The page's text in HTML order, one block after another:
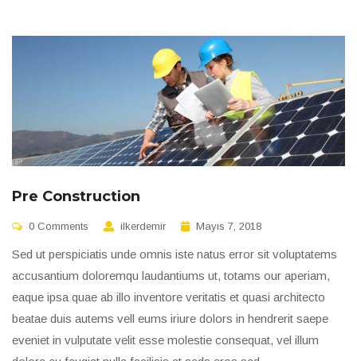
Pre Construction
0 Comments ilkerdemir Mayıs 7, 2018
Sed ut perspiciatis unde omnis iste natus error sit voluptatems
accusantium doloremqu laudantiums ut, totams our aperiam,
eaque ipsa quae ab illo inventore veritatis et quasi architecto
beatae duis autems vell eums iriure dolors in hendrerit saepe
eveniet in vulputate velit esse molestie consequat, vel illum